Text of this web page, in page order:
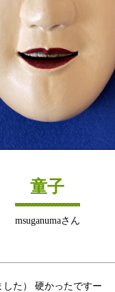
童子
msuganumaさん
た） 硬かったですー